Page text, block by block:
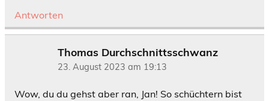
Antworten
Thomas Durchschnittsschwanz
23. August 2023 am 19:13
Wow, du du gehst aber ran, Jan! So schüchtern bist